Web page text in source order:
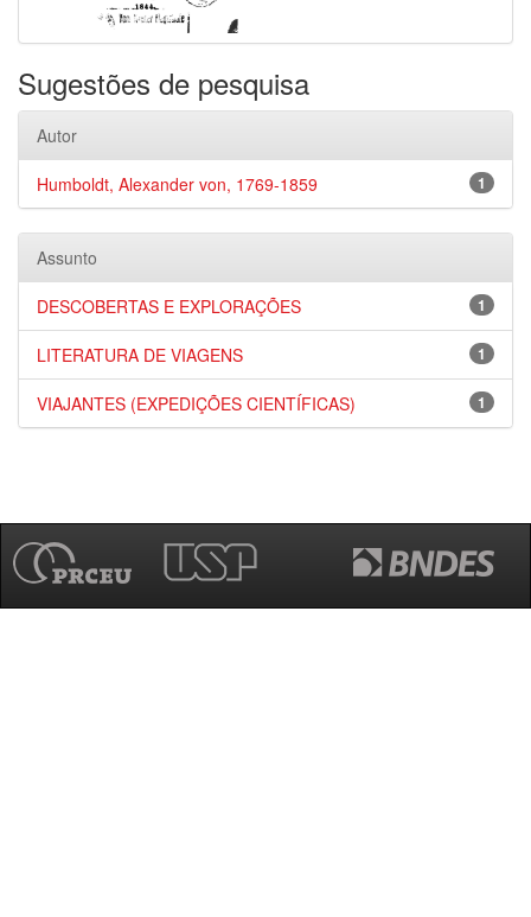
Sugestões de pesquisa
Autor
1
Humboldt, Alexander von, 1769-1859
Assunto
1
DESCOBERTAS E EXPLORAÇÕES
1
LITERATURA DE VIAGENS
1
VIAJANTES (EXPEDIÇÕES CIENTÍFICAS)